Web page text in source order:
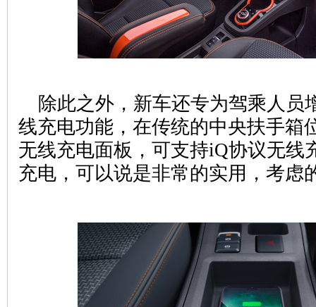
除此之外，新车还专为驾乘人员
线充电功能，在传统的中央扶手箱
无线充电面板，可支持iQ协议无线
充电，可以说是非常的实用，考虑